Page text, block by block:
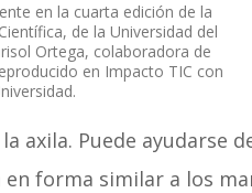
en la cuarta edición de la
de la Universidad del
Ortega, colaboradora de
en Impacto TIC con
axila. Puede ayudarse
en forma similar a los